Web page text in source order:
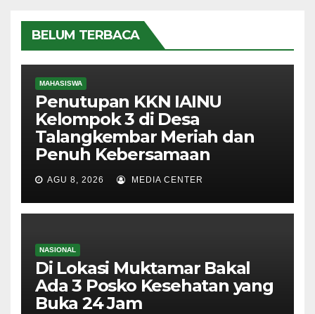
BELUM TERBACA
MAHASISWA
Penutupan KKN IAINU
Kelompok 3 di Desa
Talangkembar Meriah dan
Penuh Kebersamaan
AGU 8, 2026 MEDIA CENTER
NASIONAL
Di Lokasi Muktamar Bakal
Ada 3 Posko Kesehatan yang
Buka 24 Jam